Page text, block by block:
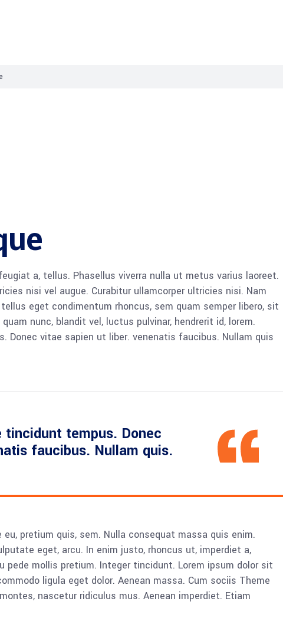
a, tellus. Phasellus viverra nulla ut metus varius laoreet.
nisi vel augue. Curabitur ullamcorper ultricies nisi. Nam
eget condimentum rhoncus, sem quam semper libero, sit
nunc, blandit vel, luctus pulvinar, hendrerit id, lorem.
Donec vitae sapien ut liber. venenatis faucibus. Nullam quis
tempus. Donec
faucibus. Nullam quis.
pretium quis, sem. Nulla consequat massa quis enim.
eget, arcu. In enim justo, rhoncus ut, imperdiet a,
mollis pretium. Integer tincidunt. Lorem ipsum dolor sit
ligula eget dolor. Aenean massa. Cum sociis Theme
nascetur ridiculus mus. Aenean imperdiet. Etiam